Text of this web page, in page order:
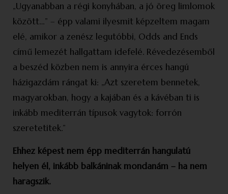
„Ugyanabban a régi konyhában, a jó öreg limlomok
között…” – épp valami ilyesmit képzeltem magam
elé, amikor a zenész legutóbbi, Odds and Ends
című lemezét hallgattam idefelé. Révedezésemből
a beszéd közben nem is annyira érces hangú
házigazdám rángat ki: „Azt szeretem bennetek,
magyarokban, hogy a kajában és a kávé­ban ti is
inkább mediterrán típusok vagytok: forrón
szeretetitek.”
Ehhez képest nem épp mediterrán hangulatú
helyen él, inkább balkáninak mondanám – ha nem
haragszik.